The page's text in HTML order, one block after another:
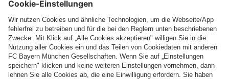
HEIKO HELMBRECHT
Text vorlesen Schrift vergrößern